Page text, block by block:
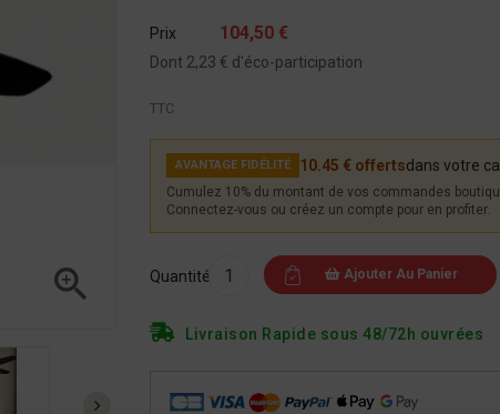

Prix 104,50 €
Dont 2,23 € d'éco-participation
TTC
AVANTAGE FIDÉLITÉ 10.45 € offertsdans votre
Cumulez 10% du montant de vos commandes
Connectez-vous ou créez un compte pour en profiter.
Quantité Ajouter Au Panier
Livraison Rapide sous 48/72h ouvrées